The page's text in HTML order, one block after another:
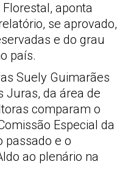
aponta
se aprovado,
e do grau
país.
Suely Guimarães
Juras, da área de
comparam o
Especial da
passado e o
ao plenário na